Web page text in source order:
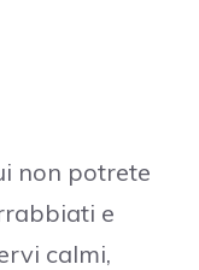
non potrete
e
calmi,